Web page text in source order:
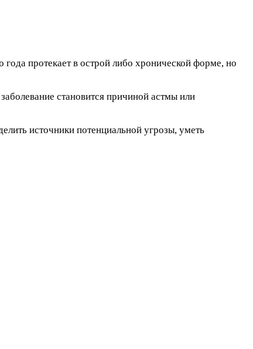
протекает в острой либо хронической форме, но
становится причиной астмы или
источники потенциальной угрозы, уметь